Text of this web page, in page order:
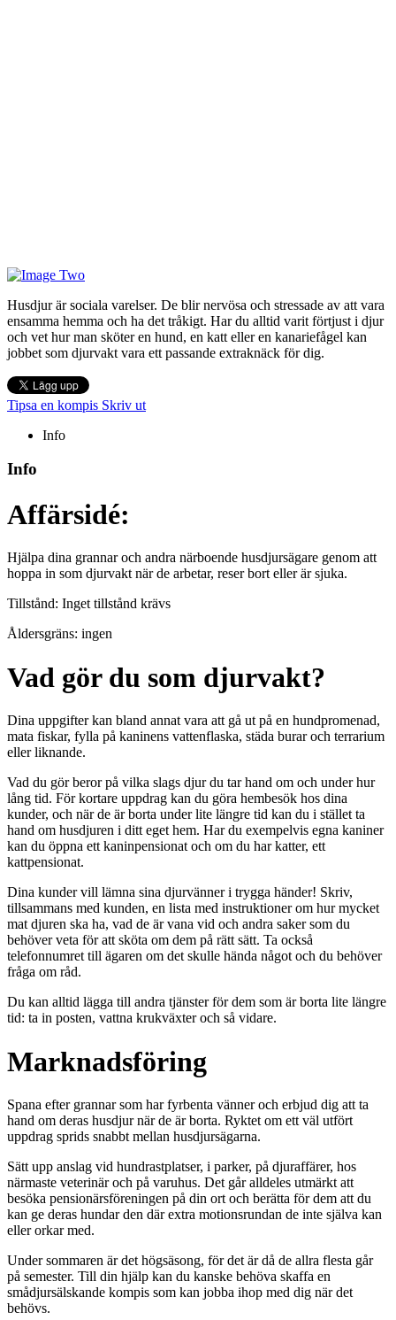
Husdjur är sociala varelser. De blir nervösa och stressade av att vara
ensamma hemma och ha det tråkigt. Har du alltid varit förtjust i djur
och vet hur man sköter en hund, en katt eller en kanariefågel kan
jobbet som djurvakt vara ett passande extraknäck för dig.
Tipsa en kompis Skriv ut
Info
Info
Affärsidé:
Hjälpa dina grannar och andra närboende husdjursägare genom att
hoppa in som djurvakt när de arbetar, reser bort eller är sjuka.
Tillstånd: Inget tillstånd krävs
Åldersgräns: ingen
Vad gör du som djurvakt?
Dina uppgifter kan bland annat vara att gå ut på en hundpromenad,
mata fiskar, fylla på kaninens vattenflaska, städa burar och terrarium
eller liknande.
Vad du gör beror på vilka slags djur du tar hand om och under hur
lång tid. För kortare uppdrag kan du göra hembesök hos dina
kunder, och när de är borta under lite längre tid kan du i stället ta
hand om husdjuren i ditt eget hem. Har du exempelvis egna kaniner
kan du öppna ett kaninpensionat och om du har katter, ett
kattpensionat.
Dina kunder vill lämna sina djurvänner i trygga händer! Skriv,
tillsammans med kunden, en lista med instruktioner om hur mycket
mat djuren ska ha, vad de är vana vid och andra saker som du
behöver veta för att sköta om dem på rätt sätt. Ta också
telefonnumret till ägaren om det skulle hända något och du behöver
fråga om råd.
Du kan alltid lägga till andra tjänster för dem som är borta lite längre
tid: ta in posten, vattna krukväxter och så vidare.
Marknadsföring
Spana efter grannar som har fyrbenta vänner och erbjud dig att ta
hand om deras husdjur när de är borta. Ryktet om ett väl utfört
uppdrag sprids snabbt mellan husdjursägarna.
Sätt upp anslag vid hundrastplatser, i parker, på djuraffärer, hos
närmaste veterinär och på varuhus. Det går alldeles utmärkt att
besöka pensionärsföreningen på din ort och berätta för dem att du
kan ge deras hundar den där extra motionsrundan de inte själva kan
eller orkar med.
Under sommaren är det högsäsong, för det är då de allra flesta går
på semester. Till din hjälp kan du kanske behöva skaffa en
smådjursälskande kompis som kan jobba ihop med dig när det
behövs.